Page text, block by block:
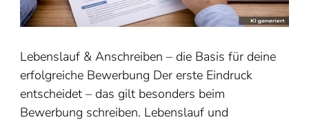
Lebenslauf & Anschreiben – die Basis für deine
erfolgreiche Bewerbung Der erste Eindruck
entscheidet – das gilt besonders beim
Bewerbung schreiben. Lebenslauf und